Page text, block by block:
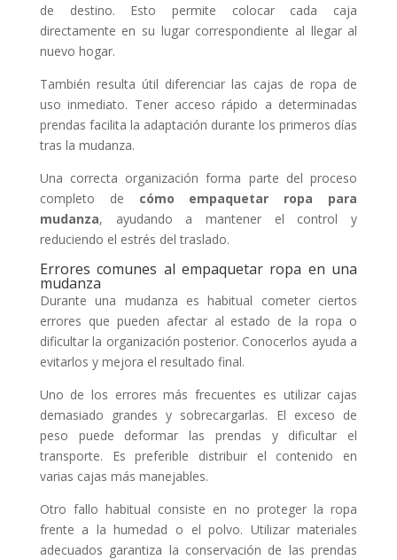
de destino. Esto permite colocar cada caja
directamente en su lugar correspondiente al llegar al
nuevo hogar.
También resulta útil diferenciar las cajas de ropa de
uso inmediato. Tener acceso rápido a determinadas
prendas facilita la adaptación durante los primeros días
tras la mudanza.
Una correcta organización forma parte del proceso
completo de cómo empaquetar ropa para
mudanza, ayudando a mantener el control y
reduciendo el estrés del traslado.
Errores comunes al empaquetar ropa en una
mudanza
Durante una mudanza es habitual cometer ciertos
errores que pueden afectar al estado de la ropa o
dificultar la organización posterior. Conocerlos ayuda a
evitarlos y mejora el resultado final.
Uno de los errores más frecuentes es utilizar cajas
demasiado grandes y sobrecargarlas. El exceso de
peso puede deformar las prendas y dificultar el
transporte. Es preferible distribuir el contenido en
varias cajas más manejables.
Otro fallo habitual consiste en no proteger la ropa
frente a la humedad o el polvo. Utilizar materiales
adecuados garantiza la conservación de las prendas